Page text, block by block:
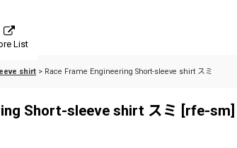
List
shirt > Race Frame Engineering Short-sleeve shirt スミ
Short-sleeve shirt スミ [rfe-sm]